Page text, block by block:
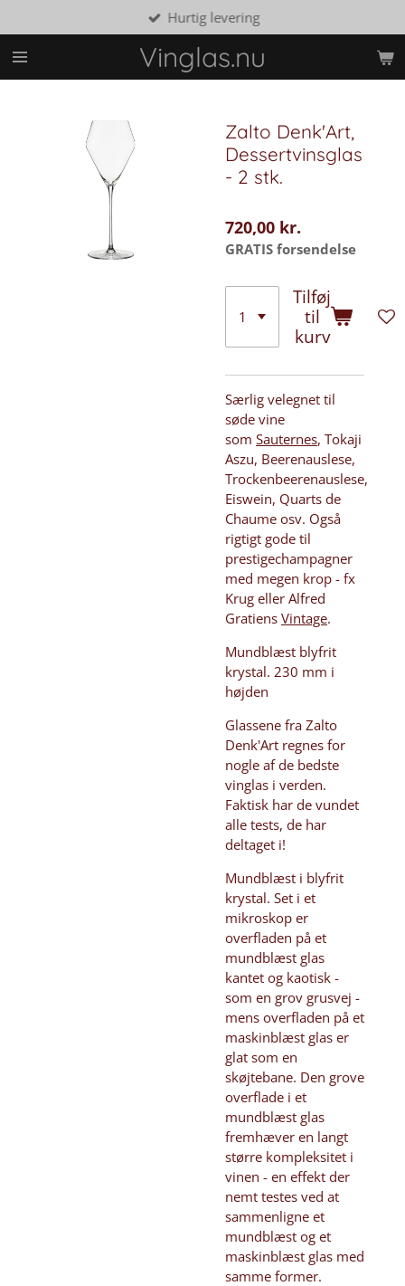
til
hovedindhold
Vinglas.nu
Hurtig levering
Zalto Denk'Art,
Dessertvinsglas
- 2 stk.
720,00 kr.
GRATIS forsendelse
Tilføj
til
kurv
Særlig velegnet til
søde vine
som Sauternes, Tokaji
Aszu, Beerenauslese,
Trockenbeerenauslese,
Eiswein, Quarts de
Chaume osv. Også
rigtigt gode til
prestigechampagner
med megen krop - fx
Krug eller Alfred
Gratiens Vintage.
Mundblæst blyfrit
krystal. 230 mm i
højden
Glassene fra Zalto
Denk'Art regnes for
nogle af de bedste
vinglas i verden.
Faktisk har de vundet
alle tests, de har
deltaget i!
Mundblæst i blyfrit
krystal. Set i et
mikroskop er
overfladen på et
mundblæst glas
kantet og kaotisk -
som en grov grusvej -
mens overfladen på et
maskinblæst glas er
glat som en
skøjtebane. Den grove
overflade i et
mundblæst glas
fremhæver en langt
større kompleksitet i
vinen - en effekt der
nemt testes ved at
sammenligne et
mundblæst og et
maskinblæst glas med
samme former.